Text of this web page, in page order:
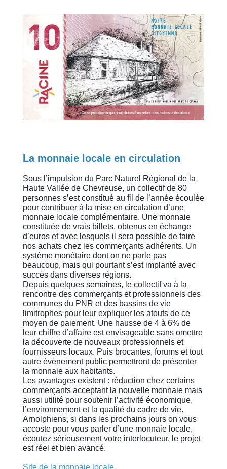
La monnaie locale en circulation
Sous l’impulsion du Parc Naturel Régional de la
Haute Vallée de Chevreuse, un collectif de 80
personnes s’est constitué au fil de l’année écoulée
pour contribuer à la mise en circulation d’une
monnaie locale complémentaire. Une monnaie
constituée de vrais billets, obtenus en échange
d’euros et avec lesquels il sera possible de faire
nos achats chez les commerçants adhérents. Un
système monétaire dont on ne parle pas
beaucoup, mais qui pourtant s’est implanté avec
succès dans diverses régions.
Depuis quelques semaines, le collectif va à la
rencontre des commerçants et professionnels des
communes du PNR et des bassins de vie
limitrophes pour leur expliquer les atouts de ce
moyen de paiement. Une hausse de 4 à 6% de
leur chiffre d’affaire est envisageable sans omettre
la découverte de nouveaux professionnels et
fournisseurs locaux. Puis brocantes, forums et tout
autre évènement public permettront de présenter
la monnaie aux habitants.
Les avantages existent : réduction chez certains
commerçants acceptant la nouvelle monnaie mais
aussi utilité pour soutenir l’activité économique,
l’environnement et la qualité du cadre de vie.
Arnolphiens, si dans les prochains jours on vous
accoste pour vous parler d’une monnaie locale,
écoutez sérieusement votre interlocuteur, le projet
est réel et bien avancé.
Site de la monnaie locale.